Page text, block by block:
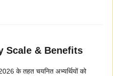
Scale & Benefits
के तहत चयनित अभ्यर्थियों को